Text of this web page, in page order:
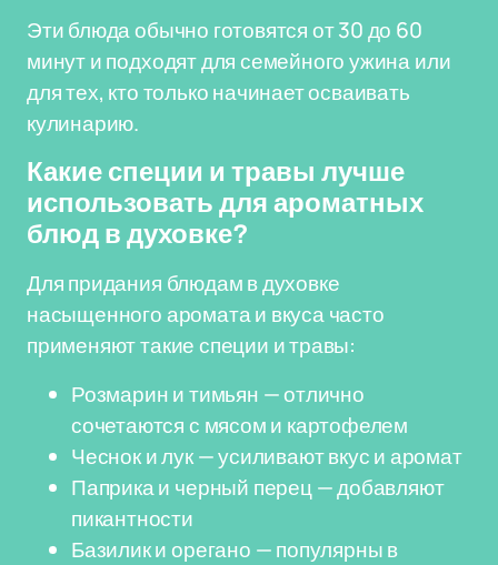
Эти блюда обычно готовятся от 30 до 60
минут и подходят для семейного ужина или
для тех, кто только начинает осваивать
кулинарию.
Какие специи и травы лучше
использовать для ароматных
блюд в духовке?
Для придания блюдам в духовке
насыщенного аромата и вкуса часто
применяют такие специи и травы:
Розмарин и тимьян — отлично
сочетаются с мясом и картофелем
Чеснок и лук — усиливают вкус и аромат
Паприка и черный перец — добавляют
пикантности
Базилик и орегано — популярны в